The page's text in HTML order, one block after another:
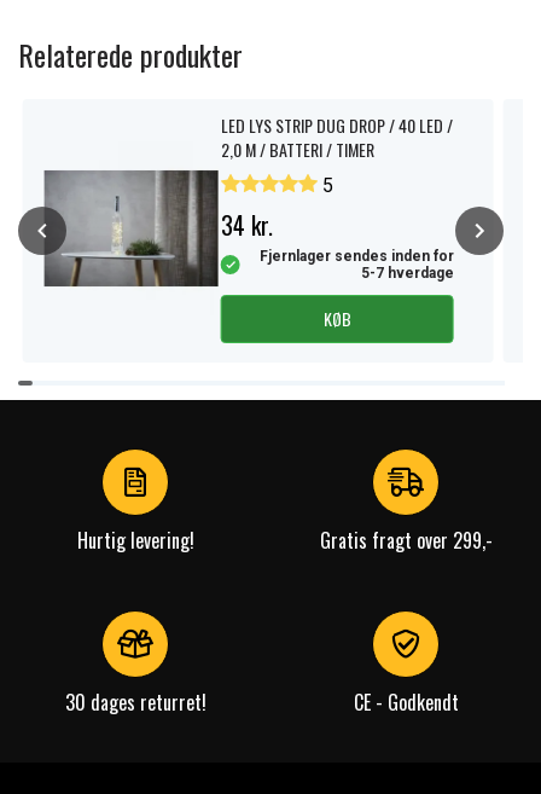
Relaterede produkter
LED LYS STRIP DUG DROP / 40 LED /
2,0 M / BATTERI / TIMER
5
34 kr.
Fjernlager sendes inden for
5-7 hverdage
KØB
Item
1
Hurtig levering! Gratis fragt over 299,-
30 dages returret! CE - Godkendt